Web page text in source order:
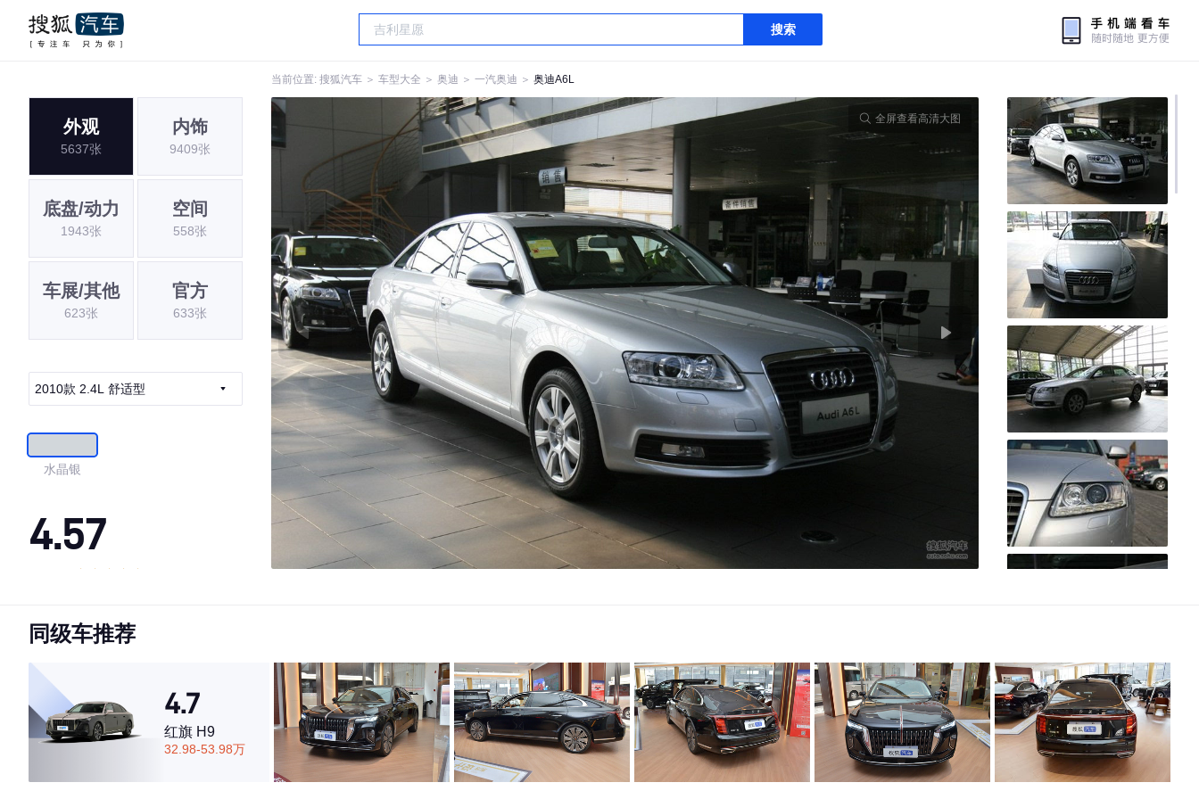
搜索
当前位置: 搜狐汽车 ＞ 车型大全 ＞ 奥迪 ＞ 一汽奥迪 ＞ 奥迪A6L
外观
5637张
内饰
9409张
底盘/动力
1943张
空间
558张
车展/其他
623张
官方
633张
2010款 2.4L 舒适型
水晶银
4.57
·内饰表现一般，低于67%同级车
·空间表现一般，低于54%同级车
全屏查看高清大图
同级车推荐
4.7
红旗 H9
32.98-53.98万